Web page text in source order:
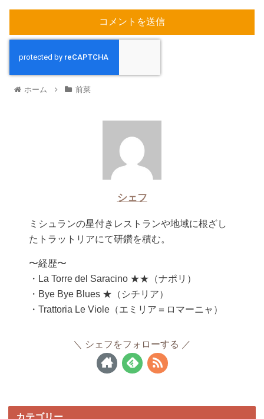
ホーム 前菜
シェフ
ミシュランの星付きレストランや地域に根ざし
たトラットリアにて研鑽を積む。
〜経歴〜
・La Torre del Saracino ★★（ナポリ）
・Bye Bye Blues ★（シチリア）
・Trattoria Le Viole（エミリア＝ロマーニャ）
シェフをフォローする
カテゴリー